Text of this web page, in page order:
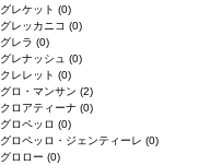
グレケット (0)
グレッカニコ (0)
グレラ (0)
グレナッシュ (0)
クレレット (0)
グロ・マンサン (2)
クロアティーナ (0)
グロペッロ (0)
グロペッロ・ジェンティーレ (0)
グロロー (0)